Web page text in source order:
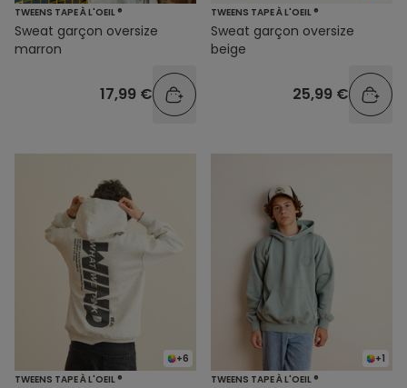
TWEENS TAPE À L'OEIL ®
Sweat garçon oversize
marron
17,99 €
TWEENS TAPE À L'OEIL ®
Sweat garçon oversize
beige
25,99 €
+6
TWEENS TAPE À L'OEIL ®
+1
TWEENS TAPE À L'OEIL ®